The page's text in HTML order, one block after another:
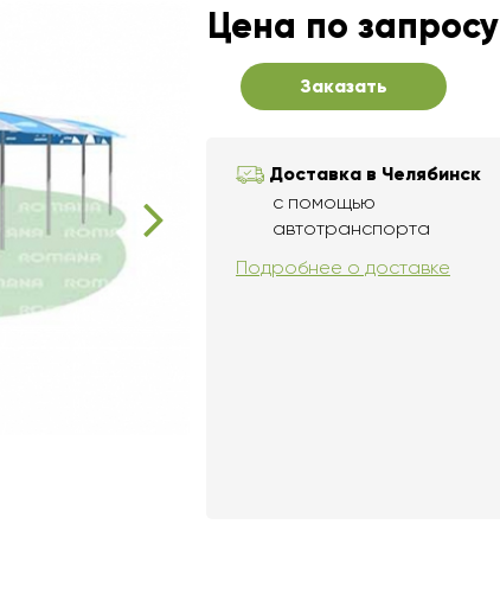
Цена по запросу
Заказать
Доставка в Челябинск
с помощью
автотранспорта
Подробнее о доставке